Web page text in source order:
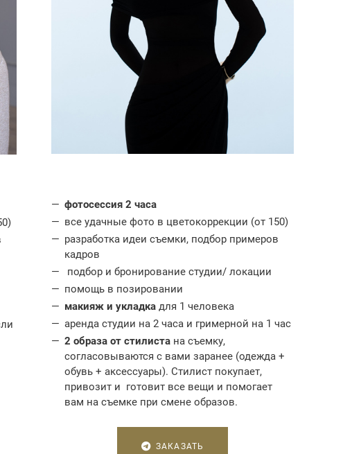
фотосессия 2 часа
все удачные фото в цветокоррекции (от 150)
разработка идеи съемки, подбор примеров
кадров
подбор и бронирование студии/ локации
помощь в позировании
макияж и укладкадля 1 человека
аренда студии на 2 часа и гримерной на 1 час
2 образа от стилиста на съемку,
согласовываются с вами заранее (одежда +
обувь + аксессуары). Стилист покупает,
привозит и готовит все вещи и помогает
вам на съемке при смене образов.
ЗАКАЗАТЬ